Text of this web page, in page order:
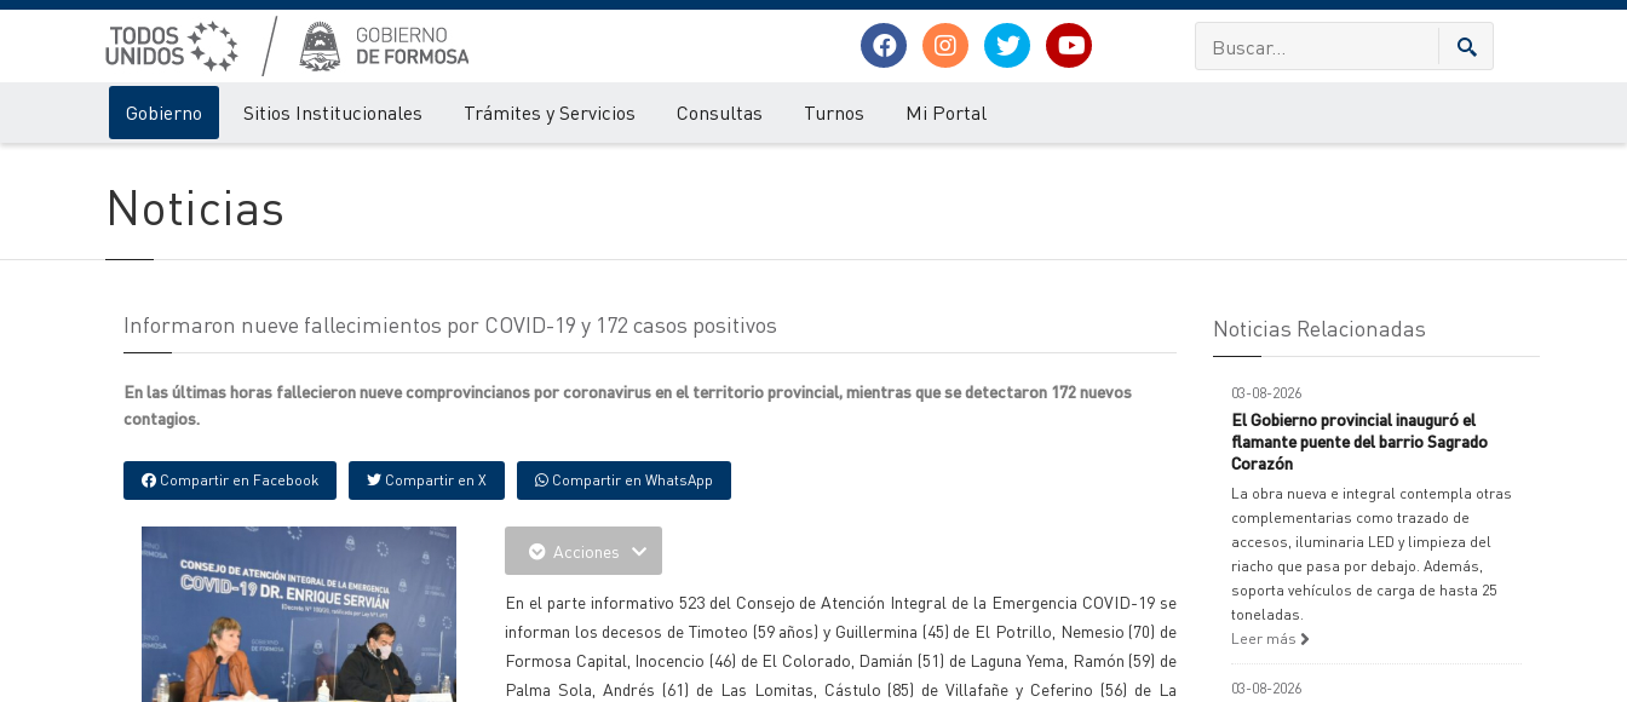
Gobierno Sitios Institucionales Trámites y Servicios Consultas Turnos Mi Portal
Noticias
Informaron nueve fallecimientos por COVID-19 y 172 casos positivos
En las últimas horas fallecieron nueve comprovincianos por coronavirus en el territorio provincial, mientras que se detectaron 172 nuevos
contagios.
Compartir en Facebook Compartir en X Compartir en WhatsApp
Acciones
En el parte informativo 523 del Consejo de Atención Integral de la Emergencia COVID-19 se
informan los decesos de Timoteo (59 años) y Guillermina (45) de El Potrillo, Nemesio (70) de
Formosa Capital, Inocencio (46) de El Colorado, Damián (51) de Laguna Yema, Ramón (59) de
Palma Sola, Andrés (61) de Las Lomitas, Cástulo (85) de Villafañe y Ceferino (56) de La
Noticias Relacionadas
03-08-2026
El Gobierno provincial inauguró el
flamante puente del barrio Sagrado
Corazón
La obra nueva e integral contempla otras
complementarias como trazado de
accesos, iluminaria LED y limpieza del
riacho que pasa por debajo. Además,
soporta vehículos de carga de hasta 25
toneladas.
Leer más
03-08-2026